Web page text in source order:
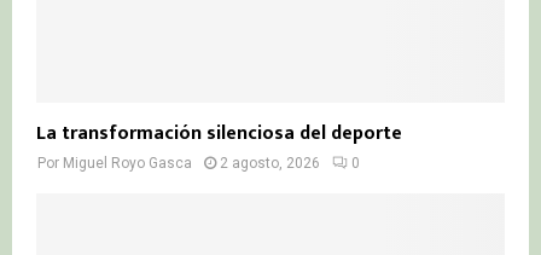
La transformación silenciosa del deporte
Por Miguel Royo Gasca 2 agosto, 2026 0